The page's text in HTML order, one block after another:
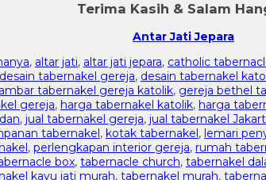
Terima Kasih & Salam
Antar Jati Jepara
, altar jati, altar jati jepara, catholic
desain tabernakel gereja, desain tabernakel
tabernakel gereja katolik, gereja bethel
gereja, harga tabernakel katolik, harga
, jual tabernakel gereja, jual tabernakel
tabernakel , kotak tabernakel , lemari
, perlengkapan interior gereja, rumah
box, tabernacle church, tabernakel
kayu jati murah, tabernakel murah,